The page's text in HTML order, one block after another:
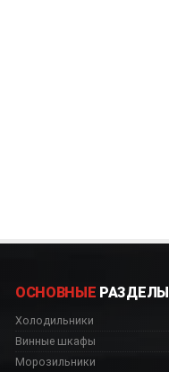
ОСНОВНЫЕ РАЗДЕЛЫ
Холодильники
Винные шкафы
Морозильники